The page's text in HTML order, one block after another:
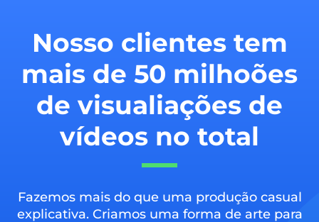
Nosso clientes tem
mais de 50 milhoões
de visualiações de
vídeos no total
Fazemos mais do que uma produção casual
explicativa. Criamos uma forma de arte para